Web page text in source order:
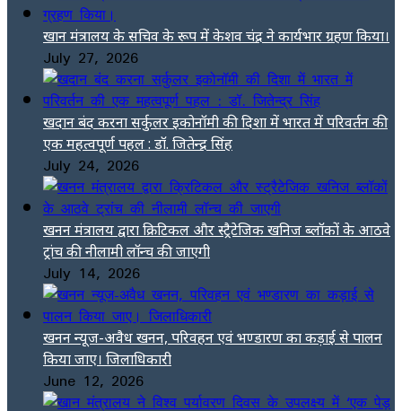
खान मंत्रालय के सचिव के रूप में केशव चंद्र ने कार्यभार ग्रहण किया।
July 27, 2026
खदान बंद करना सर्कुलर इकोनॉमी की दिशा में भारत में परिवर्तन की
एक महत्वपूर्ण पहल : डॉ. जितेन्द्र सिंह
July 24, 2026
खनन मंत्रालय द्वारा क्रिटिकल और स्ट्रैटेजिक खनिज ब्लॉकों के आठवे
ट्रांच की नीलामी लॉन्च की जाएगी
July 14, 2026
खनन न्यूज-अवैध खनन, परिवहन एवं भण्डारण का कड़ाई से पालन
किया जाए। जिलाधिकारी
June 12, 2026